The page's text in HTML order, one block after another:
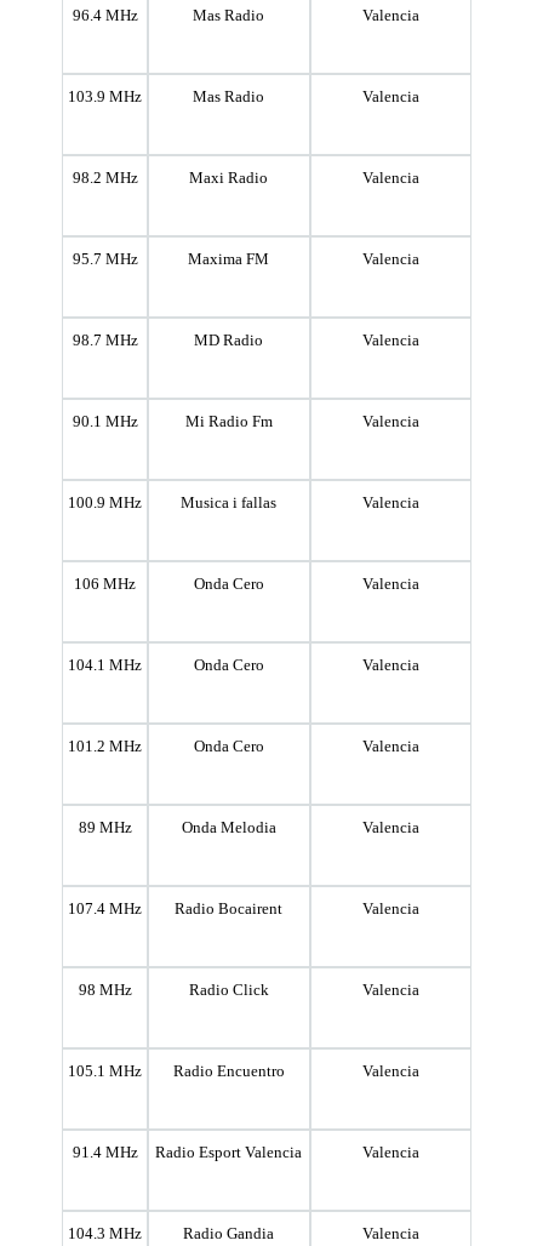
96.4 MHz Mas Radio Valencia
103.9 MHz Mas Radio Valencia
98.2 MHz Maxi Radio Valencia
95.7 MHz Maxima FM Valencia
98.7 MHz MD Radio Valencia
90.1 MHz Mi Radio Fm Valencia
100.9 MHz Musica i fallas Valencia
106 MHz Onda Cero Valencia
104.1 MHz Onda Cero Valencia
101.2 MHz Onda Cero Valencia
89 MHz Onda Melodia Valencia
107.4 MHz Radio Bocairent Valencia
98 MHz Radio Click Valencia
105.1 MHz Radio Encuentro Valencia
91.4 MHz Radio Esport Valencia Valencia
104.3 MHz Radio Gandia Valencia